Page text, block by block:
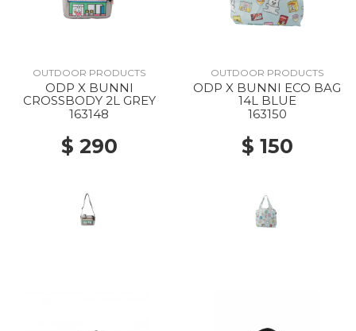
OUTDOOR PRODUCTS
ODP X BUNNI
CROSSBODY 2L GREY
163148
$ 290
OUTDOOR PRODUCTS
ODP X BUNNI ECO BAG
14L BLUE
163150
$ 150